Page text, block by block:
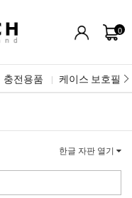
0
충전용품 케이스 보호필름
한글 자판 열기